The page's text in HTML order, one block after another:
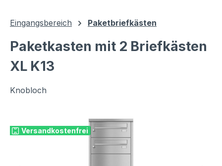
Eingangsbereich Paketbriefkästen
Paketkasten mit 2 Briefkästen
XL K13
Knobloch
Versandkostenfrei